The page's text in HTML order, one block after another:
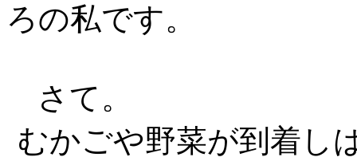
ろの私です。
さて。
むかごや野菜が到着し